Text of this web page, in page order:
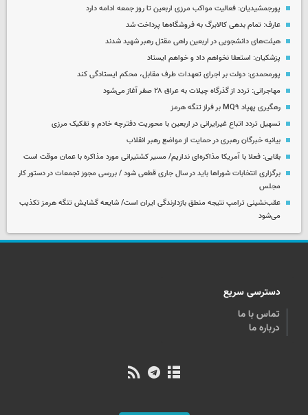
پورجمشیدیان: فعالیت مواکب مرزی اربعین تا روز جمعه ادامه دارد
عارف: تمام بدهی کالابرگ به فروشگاه‌ها پرداخت شد
هیئت‌های دانشجویی در اربعین راهی مقتل رهبر شهید شدند
پزشکیان: استعفا نخواهم داد و خواهم ایستاد
پورمحمدی: دولت بر اجرای تعهدات طرف مقابل، محکم ایستادگی کند
مهاجرانی: تردد از گذرگاه چیلات به عراق ۲۸ صفر آغاز می‌شود
رهگیری پهپاد MQ۹ بر فراز تنگه هرمز
تسهیل تردد اتباع غیرایرانی در اربعین با محوریت دفترچه خادم و تفکیک مرزی
بیانیه خبرگان رهبری در حمایت از مواضع رهبر انقلاب
بقایی: فعلا با آمریکا مذاکره‌ای نداریم/ مسیر کشتیرانی مورد مذاکره با عمان موقت است
برگزاری انتخابات شوراها باید در سال جاری قطعی شود / بررسی مجوز تجمعات در دستور کار
مجلس
عقب‌نشینی ترامپ نتیجه منطق بازدارندگی ایران است/ شایعه گشایش تنگه هرمز تکذیب
می‌شود
دسترسی سریع
تماس با ما
درباره ما